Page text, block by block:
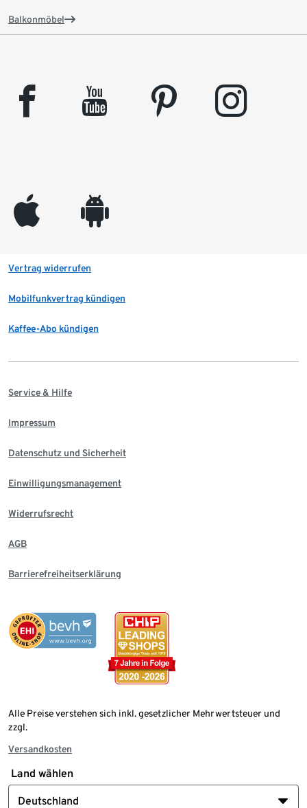
Balkonmöbel
facebook youtube pinterest instagram
appleinc android
Vertrag widerrufen
Mobilfunkvertrag kündigen
Kaffee-Abo kündigen
Service & Hilfe
Impressum
Datenschutz und Sicherheit
Einwilligungsmanagement
Widerrufsrecht
AGB
Barrierefreiheitserklärung
Alle Preise verstehen sich inkl. gesetzlicher Mehrwertsteuer und
zzgl.
Versandkosten
Land wählen
Deutschland